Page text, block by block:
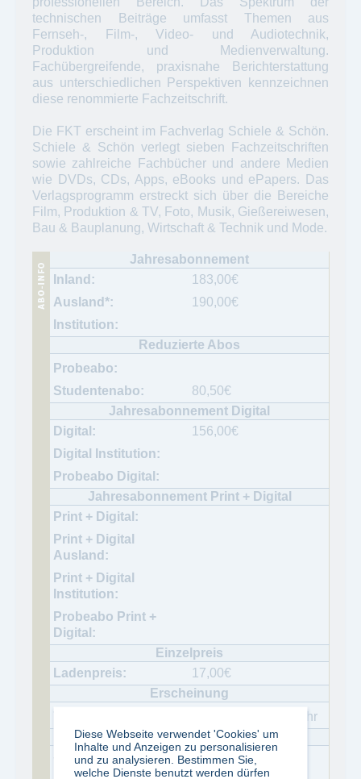
technischen Beiträge umfasst Themen aus
Fernseh-, Film-, Video- und Audiotechnik,
Produktion und Medienverwaltung.
Fachübergreifende, praxisnahe Berichterstattung
aus unterschiedlichen Perspektiven kennzeichnen
diese renommierte Fachzeitschrift.
Die FKT erscheint im Fachverlag Schiele & Schön.
Schiele & Schön verlegt sieben Fachzeitschriften
sowie zahlreiche Fachbücher und andere Medien
wie DVDs, CDs, Apps, eBooks und ePapers. Das
Verlagsprogramm erstreckt sich über die Bereiche
Film, Produktion & TV, Foto, Musik, Gießereiwesen,
Bau & Bauplanung, Wirtschaft & Technik und Mode.
183,00€
190,00€
80,50€
156,00€
17,00€
10 Ausgaben pro Jahr
Diese Webseite verwendet 'Cookies' um
Inhalte und Anzeigen zu personalisieren
und zu analysieren. Bestimmen Sie,
welche Dienste benutzt werden dürfen